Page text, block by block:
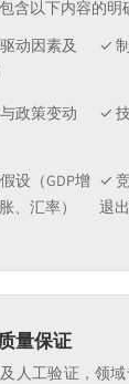
含以下内容的明
动因素及
✓
政策变动
✓
设（GDP增
、汇率）
✓
退
量保证
人工验证，领